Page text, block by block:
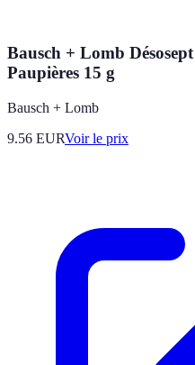
Bausch + Lomb
Paupières 15 g
Bausch + Lomb
9.56 EURVoir le prix